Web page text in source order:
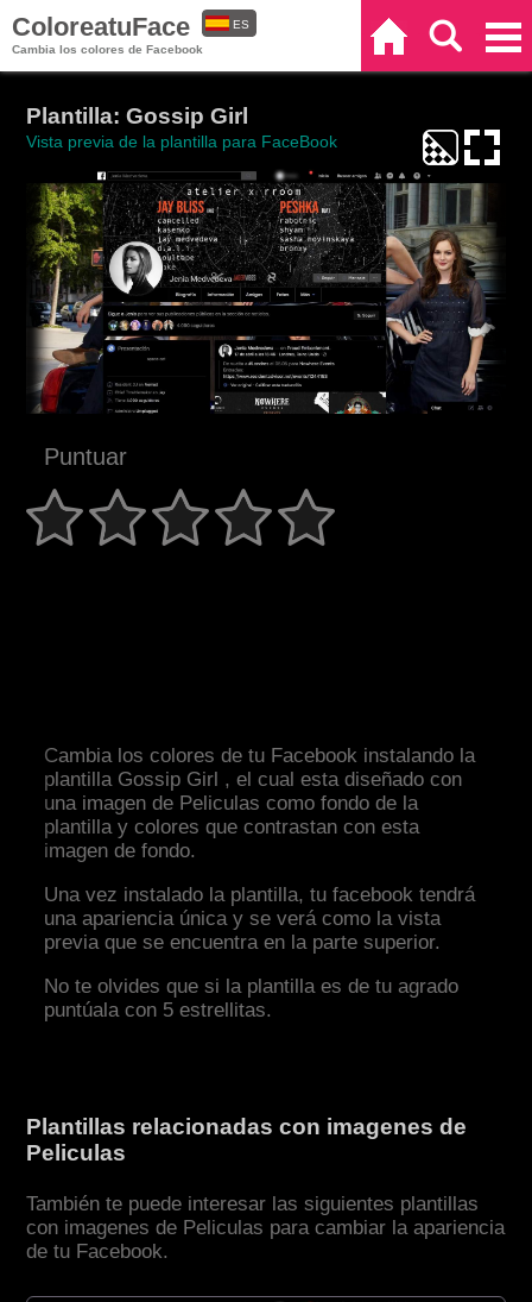
ColoreatuFace
Cambia los colores de Facebook
ES
Plantilla: Gossip Girl
Vista previa de la plantilla para FaceBook
Puntuar
Cambia los colores de tu Facebook instalando la
plantilla Gossip Girl , el cual esta diseñado con
una imagen de Peliculas como fondo de la
plantilla y colores que contrastan con esta
imagen de fondo.
Una vez instalado la plantilla, tu facebook tendrá
una apariencia única y se verá como la vista
previa que se encuentra en la parte superior.
No te olvides que si la plantilla es de tu agrado
puntúala con 5 estrellitas.
Plantillas relacionadas con imagenes de
Peliculas
También te puede interesar las siguientes plantillas
con imagenes de Peliculas para cambiar la apariencia
de tu Facebook.